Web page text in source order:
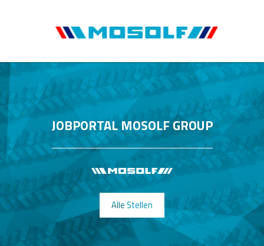
JOBPORTAL MOSOLF GROUP
Alle Stellen